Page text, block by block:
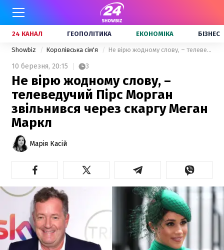
24 КАНАЛ ГЕОПОЛІТИКА ЕКОНОМІКА БІЗНЕС
Showbiz Королівська сім'я Не вірю жодному слову, – телеведучий Пірс Морган звільнився через скаргу Меган Маркл
10 березня, 20:15 3
Не вірю жодному слову, –
телеведучий Пірс Морган
звільнився через скаргу Меган
Маркл
Марія Касій